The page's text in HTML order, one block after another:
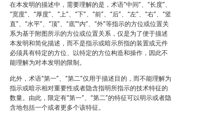
在本发明的描述中，需要理解的是，术语“中间”、“长度”、
“宽度”、“厚度”、“上”、“下”、“前”、“后”、“左”、“右”、“竖
直”、“水平”、“顶”、“底”“内”、“外”等指示的方位或位置关
系为基于附图所示的方位或位置关系，仅是为了便于描述
本发明和简化描述，而不是指示或暗示所指的装置或元件
必须具有特定的方位、以特定的方位构造和操作，因此不
能理解为对本发明的限制。
此外，术语“第一”、“第二”仅用于描述目的，而不能理解为
指示或暗示相对重要性或者隐含指明所指示的技术特征的
数量。由此，限定有“第一”、“第二”的特征可以明示或者隐
含地包括一个或者更多个该特征。